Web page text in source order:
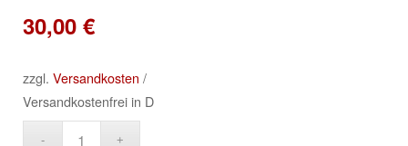
30,00 €
zzgl. Versandkosten /
Versandkostenfrei in D